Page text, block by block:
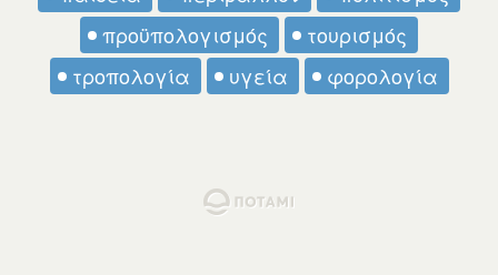
προϋπολογισμός
τουρισμός
τροπολογία
υγεία φορολογία